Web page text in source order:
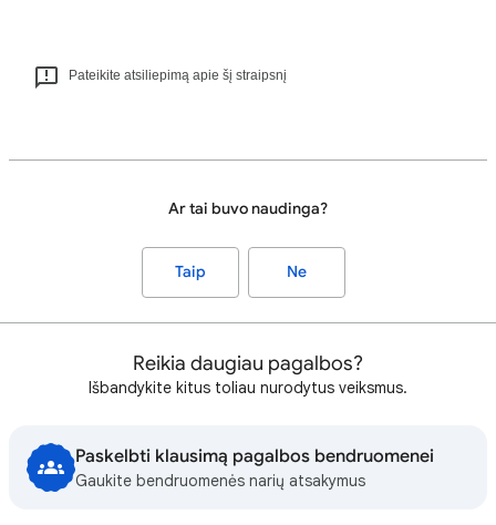
Pateikite atsiliepimą apie šį straipsnį
Ar tai buvo naudinga?
Taip Ne
Reikia daugiau pagalbos?
Išbandykite kitus toliau nurodytus veiksmus.
Paskelbti klausimą pagalbos bendruomenei
Gaukite bendruomenės narių atsakymus